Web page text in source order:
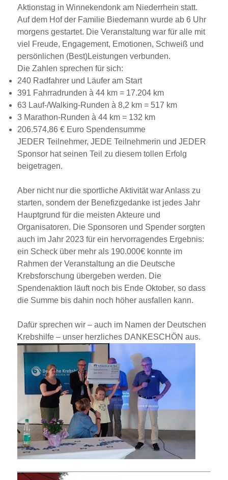
Aktionstag in Winnekendonk am Niederrhein statt.
Auf dem Hof der Familie Biedemann wurde ab 6 Uhr
morgens gestartet. Die Veranstaltung war für alle mit
viel Freude, Engagement, Emotionen, Schweiß und
persönlichen (Best)Leistungen verbunden.
Die Zahlen sprechen für sich:
240 Radfahrer und Läufer am Start
391 Fahrradrunden à 44 km = 17.204 km
63 Lauf-/Walking-Runden à 8,2 km = 517 km
3 Marathon-Runden à 44 km = 132 km
206.574,86 € Euro Spendensumme
JEDER Teilnehmer, JEDE Teilnehmerin und JEDER
Sponsor hat seinen Teil zu diesem tollen Erfolg
beigetragen.
Aber nicht nur die sportliche Aktivität war Anlass zu
starten, sondern der Benefizgedanke ist jedes Jahr
Hauptgrund für die meisten Akteure und
Organisatoren. Die Sponsoren und Spender sorgten
auch im Jahr 2023 für ein hervorragendes Ergebnis:
ein Scheck über mehr als 190.000€ konnte im
Rahmen der Veranstaltung an die Deutsche
Krebsforschung übergeben werden. Die
Spendenaktion läuft noch bis Ende Oktober, so dass
die Summe bis dahin noch höher ausfallen kann.
Dafür sprechen wir – auch im Namen der Deutschen
Krebshilfe – unser herzliches DANKESCHÖN aus.